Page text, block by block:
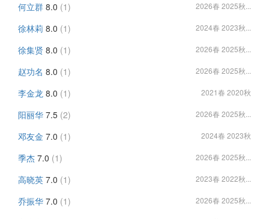
何立群 8.0 (1) 2026春 2025秋...
徐林莉 8.0 (1) 2024春 2023秋...
徐集贤 8.0 (1) 2026春 2025秋...
赵功名 8.0 (1) 2026春 2025秋...
李金龙 8.0 (1) 2021春 2020秋
阳丽华 7.5 (2) 2026春 2025秋...
邓友金 7.0 (1) 2024春 2023秋
季杰 7.0 (1) 2026春 2025秋...
高晓英 7.0 (1) 2023春 2022秋...
乔振华 7.0 (1) 2026春 2025秋...